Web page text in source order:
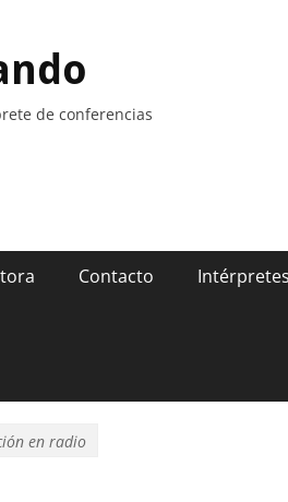
de conferencias
Contacto
en radio